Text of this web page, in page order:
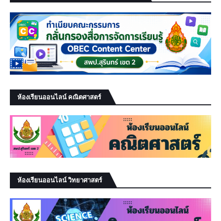
ห้องเรียนออนไลน์ คณิตศาสตร์
ห้องเรียนออนไลน์ วิทยาศาสตร์